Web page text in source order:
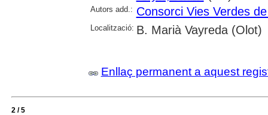
Autors add.: Consorci Vies Verdes
Localització: B. Marià Vayreda (Olot)
Enllaç permanent a aquest
2 / 5